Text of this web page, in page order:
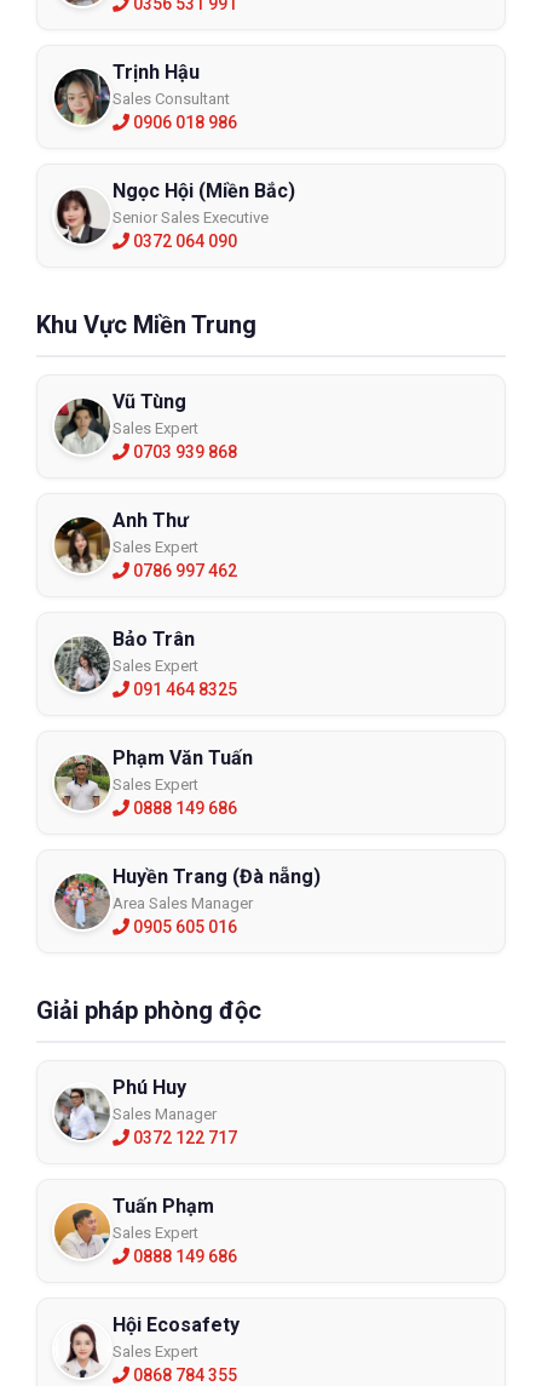
Trịnh Hậu
Sales Consultant
0906 018 986
Ngọc Hội (Miền Bắc)
Senior Sales Executive
0372 064 090
Khu Vực Miền Trung
Vũ Tùng
Sales Expert
0703 939 868
Anh Thư
Sales Expert
0786 997 462
Bảo Trân
Sales Expert
091 464 8325
Phạm Văn Tuấn
Sales Expert
0888 149 686
Huyền Trang (Đà nẵng)
Area Sales Manager
0905 605 016
Giải pháp phòng độc
Phú Huy
Sales Manager
0372 122 717
Tuấn Phạm
Sales Expert
0888 149 686
Hội Ecosafety
Sales Expert
0868 784 355